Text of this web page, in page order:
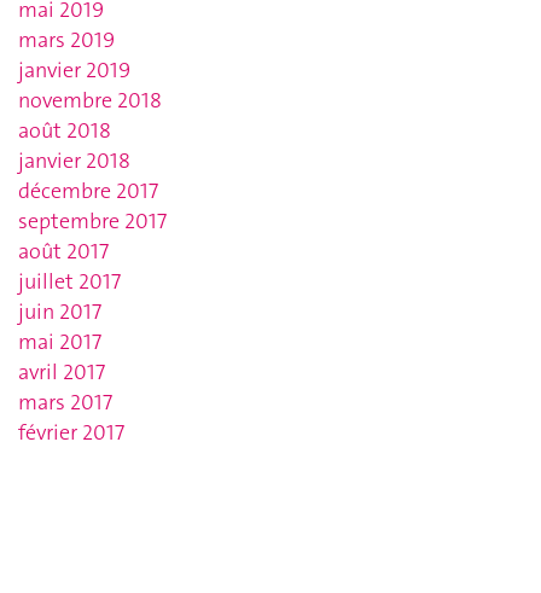
mai 2019
mars 2019
janvier 2019
novembre 2018
août 2018
janvier 2018
décembre 2017
septembre 2017
août 2017
juillet 2017
juin 2017
mai 2017
avril 2017
mars 2017
février 2017